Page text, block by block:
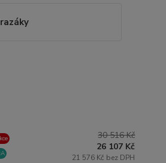
30 516 Kč
26 107 Kč
21 576 Kč bez DPH